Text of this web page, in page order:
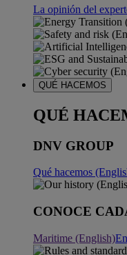
La opinión del
QUÉ HACEMOS
QUÉ
DNV GROUP
Qué hacemos
CONOCE
Maritime (English)